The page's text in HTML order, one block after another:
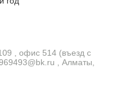
, офис 514 (въезд с
, Алматы,